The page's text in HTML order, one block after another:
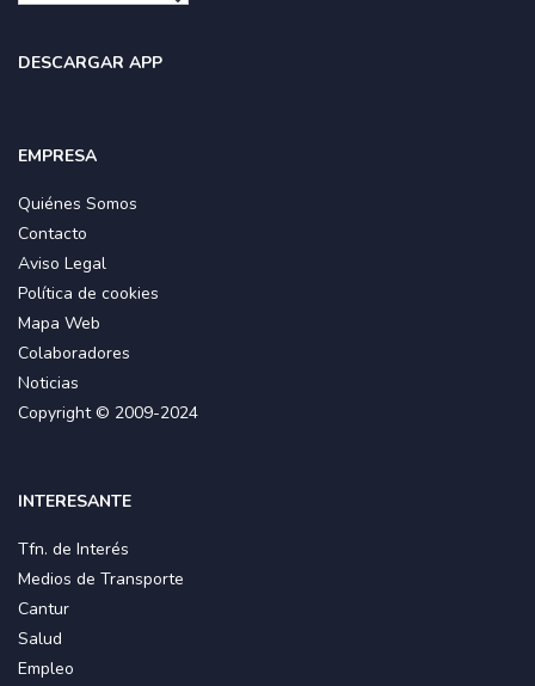
DESCARGAR APP
EMPRESA
Quiénes Somos
Contacto
Aviso Legal
Política de cookies
Mapa Web
Colaboradores
Noticias
Copyright © 2009-2024
INTERESANTE
Tfn. de Interés
Medios de Transporte
Cantur
Salud
Empleo